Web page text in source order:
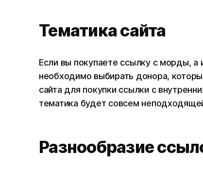
Тематика сайта
Если вы покупаете ссылку с морды, а
необходимо выбирать донора,
сайта для покупки ссылки с
тематика будет совсем
Разнообразие